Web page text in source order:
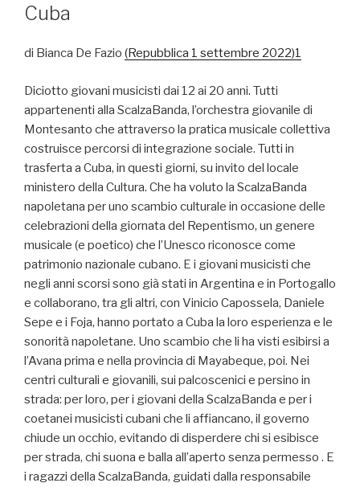
Cuba
di Bianca De Fazio (Repubblica 1 settembre 2022)1
Diciotto giovani musicisti dai 12 ai 20 anni. Tutti
appartenenti alla ScalzaBanda, l’orchestra giovanile di
Montesanto che attraverso la pratica musicale collettiva
costruisce percorsi di integrazione sociale. Tutti in
trasferta a Cuba, in questi giorni, su invito del locale
ministero della Cultura. Che ha voluto la ScalzaBanda
napoletana per uno scambio culturale in occasione delle
celebrazioni della giornata del Repentismo, un genere
musicale (e poetico) che l’Unesco riconosce come
patrimonio nazionale cubano. E i giovani musicisti che
negli anni scorsi sono già stati in Argentina e in Portogallo
e collaborano, tra gli altri, con Vinicio Capossela, Daniele
Sepe e i Foja, hanno portato a Cuba la loro esperienza e le
sonorità napoletane. Uno scambio che li ha visti esibirsi a
l’Avana prima e nella provincia di Mayabeque, poi. Nei
centri culturali e giovanili, sui palcoscenici e persino in
strada: per loro, per i giovani della ScalzaBanda e per i
coetanei musicisti cubani che li affiancano, il governo
chiude un occhio, evitando di disperdere chi si esibisce
per strada, chi suona e balla all’aperto senza permesso . E
i ragazzi della ScalzaBanda, guidati dalla responsabile